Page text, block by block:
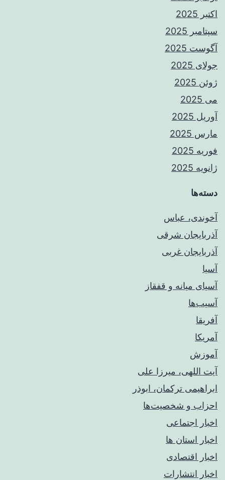
اکتبر 2025
سپتامبر 2025
آگوست 2025
جولای 2025
ژوئن 2025
می 2025
آوریل 2025
مارس 2025
فوریه 2025
ژانویه 2025
دسته‌ها
آخوندی، عباس
آذربایجان شرقی
آذربایجان غربی
آسیا
آسیای میانه و قفقاز
آسیب‌ها
آفریقا
آمریکا
آموزش
آیت اللهی، میرزا علی
ابراهیمی ترکمان، ابوذر
احزاب و شخصیت‌ها
اخبار اجتماعی
اخبار استان ها
اخبار اقتصادی
اخبار انتشارات